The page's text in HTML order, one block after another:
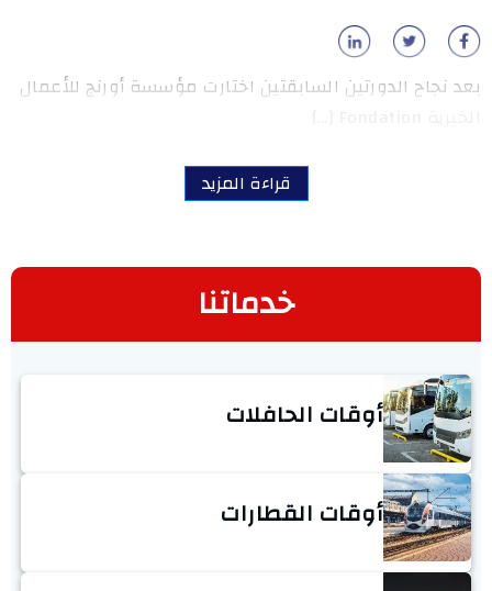
بعد نجاح الدورتين السابقتين اختارت مؤسسة أورنج للأعمال
قراءة المزيد
خدماتنا
أوقات الحافلات
أوقات القطارات